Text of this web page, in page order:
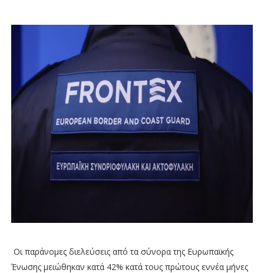
Οι παράνομες διελεύσεις από τα σύνορα της Ευρωπαϊκής
Ένωσης μειώθηκαν κατά 42% κατά τους πρώτους εννέα μήνες